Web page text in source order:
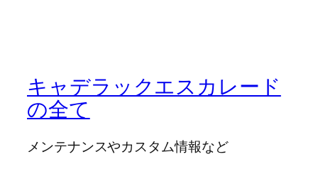
キャデラックエスカレード
の全て
メンテナンスやカスタム情報など